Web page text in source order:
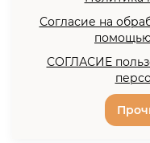
Политика
Согласие на
персональных
помощью «Яндекс.
Разработка сайта -
Согласие на
помощью
СОГЛАСИЕ